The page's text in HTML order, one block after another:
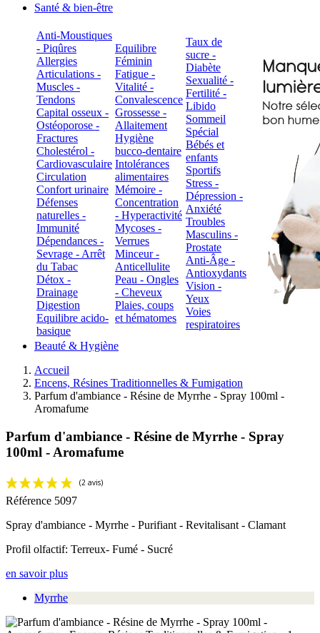
Santé & bien-être
Anti-Moustiques
- Piqûres
Allergies
Articulations -
Muscles -
Tendons
Capital osseux -
Ostéoporose -
Fractures
Cholestérol -
Cardiovasculaire
Circulation
Confort urinaire
Défenses
naturelles -
Immunité
Dépendances -
Sevrage - Arrêt
du Tabac
Détox -
Drainage
Digestion
Equilibre acido-
basique
Equilibre
Féminin
Fatigue -
Vitalité -
Convalescence
Grossesse -
Allaitement
Hygiène
bucco-dentaire
Intolérances
alimentaires
Mémoire -
Concentration
- Hyperactivité
Mycoses -
Verrues
Minceur -
Anticellulite
Peau - Ongles
- Cheveux
Plaies, coups
et hématomes
Taux de
sucre -
Diabète
Sexualité -
Fertilité -
Libido
Sommeil
Spécial
Bébés et
enfants
Sportifs
Stress -
Dépression -
Anxiété
Troubles
Masculins -
Prostate
Anti-Âge -
Antioxydants
Vision -
Yeux
Voies
respiratoires
Beauté & Hygiène
Accueil
Encens, Résines Traditionnelles & Fumigation
Parfum d'ambiance - Résine de Myrrhe - Spray 100ml -
Aromafume
Parfum d'ambiance - Résine de Myrrhe - Spray
100ml - Aromafume
Référence 5097
Spray d'ambiance - Myrrhe - Purifiant - Revitalisant - Clamant
Profil olfactif: Terreux- Fumé - Sucré
en savoir plus
Myrrhe